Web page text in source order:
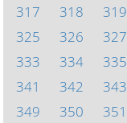
317
318 319
325
326 327
333
334 335
341
342 343
349
350 351